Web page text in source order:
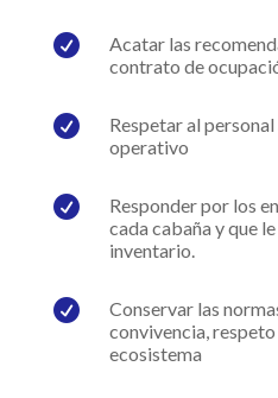

Acatar las
contrato de

Respetar al
operativo

Responder por los
cada cabaña y que
inventario.

Conservar las
convivencia,
ecosistema